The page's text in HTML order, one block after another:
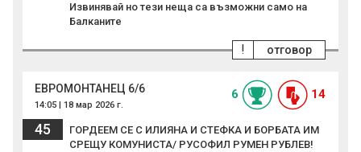
Извинявай но тези неща са възможни само на
Балканите
отговор
!
ЕВРОМОНТАНЕЦ 6/6
14:05 | 18 мар 2026 г.
6 14
45
ГОРДЕЕМ СЕ С ИЛИЯНА И СТЕФКА И БОРБАТА ИМ
СРЕЩУ КОМУНИСТА/ РУСОФИЛ РУМЕН РУБЛЕВ!